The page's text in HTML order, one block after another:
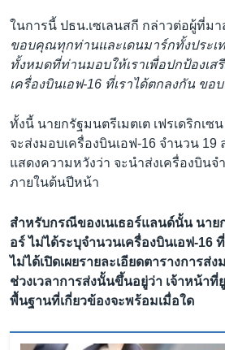
ในการนี้ ปธน.เซเลนสกี กล่าวต่อผู้ที่ม
ขอบคุณทุกท่านและเดนมาร์กทั้งประเ
ทั้งหมดที่ท่านมอบให้เราเพื่อปกป้องเส
เครื่องบินเอฟ-16 ที่เราได้ตกลงกัน ขอ
ทั้งนี้ นายกรัฐมนตรีเมตเต เฟรเดริกเ
จะส่งมอบเครื่องบินเอฟ-16 จำนวน 19
แสดงความหวังว่า จะนำส่งเครื่องบิน
ภายในต้นปีหน้า
สำหรับกรณีของเนเธอร์แลนด์นั้น นาย
อร์ ไม่ได้ระบุจำนวนเครื่องบินเอฟ-16
ไม่ได้เปิดเผยรายละเอียดตารางการส่
ช่วงเวลาการส่งนั้นขึ้นอยู่ว่า เจ้าหน้าที่
พื้นฐานที่เกี่ยวข้องจะพร้อมเมื่อใด